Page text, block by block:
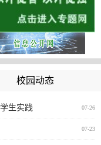
校园动态
07-26
生实践
07-23